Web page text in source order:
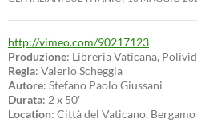
http://vimeo.com/90217123
Produzione: Libreria Vaticana,
Regia: Valerio Scheggia
Autore: Stefano Paolo Giussani
Durata: 2 x 50′
Location: Città del Vaticano, Bergamo